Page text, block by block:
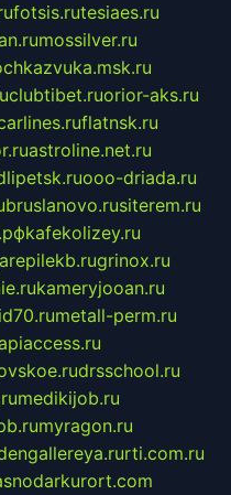
fotsis.rutesiaes.ru
mossilver.ru
clubtibet.ruorior-aks.ru
flatnsk.ru
astroline.net.ru
ooo-driada.ru
bruslanovo.rusiterem.ru
kafekolizey.ru
grinox.ru
kameryjooan.ru
metall-perm.ru
drsschool.ru
medikijob.ru
myragon.ru
rti.com.ru